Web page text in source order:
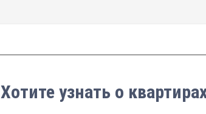
Хотите узнать о